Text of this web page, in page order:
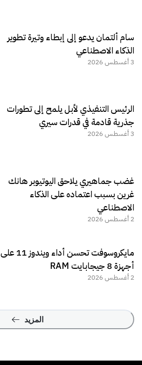
سام ألتمان يدعو إلى إبطاء وتيرة تطوير
الذكاء الاصطناعي
3 أغسطس 2026
الرئيس التنفيذي لأبل يلمح إلى تطورات
جذرية قادمة في قدرات سيري
3 أغسطس 2026
غضب جماهيري يلاحق اليوتيوبر هانك
غرين بسبب اعتماده على الذكاء
الاصطناعي
2 أغسطس 2026
مايكروسوفت تحسن أداء ويندوز 11 على
أجهزة 8 جيجابايت RAM
2 أغسطس 2026
المزيد